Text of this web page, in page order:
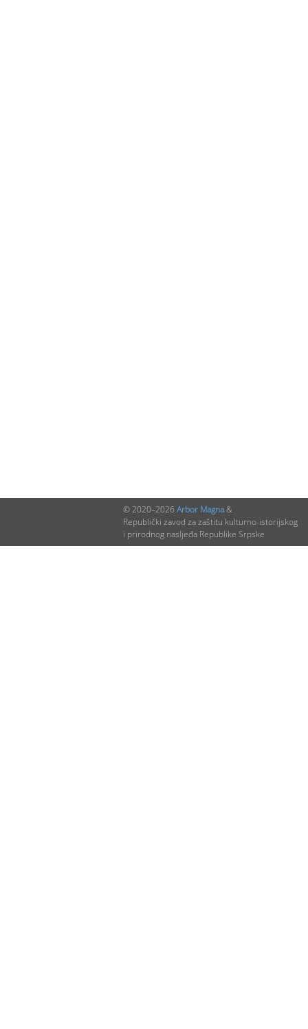
© 2020–2026 Arbor Magna&
Republički zavod za zaštitu kulturno-istorijskog
i prirodnog nasljeđa Republike Srpske